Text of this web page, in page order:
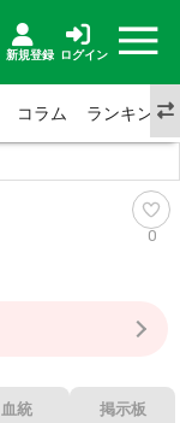
新規登録 ログイン
コラム ランキング
0
3-3-3-13
27%
41%
血統 掲示板